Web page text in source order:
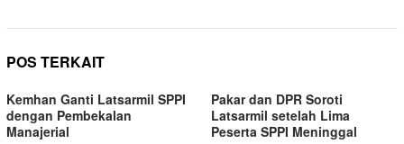
POS TERKAIT
Kemhan Ganti Latsarmil SPPI
dengan Pembekalan
Manajerial
Pakar dan DPR Soroti
Latsarmil setelah Lima
Peserta SPPI Meninggal